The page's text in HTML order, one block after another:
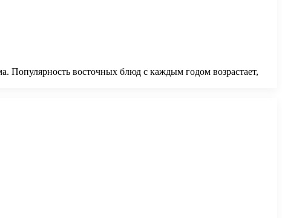
Популярность восточных блюд с каждым годом возрастает,